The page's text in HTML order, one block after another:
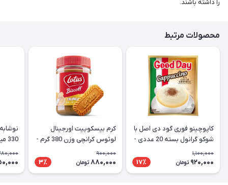
را داشته باشند.
محصولات مرتبط
کاپوچینو فوری گود دی اصل با
شوکو گرانول بسته 20 عددی -
Good Day Cappuccino
1,100,000
920,000 تومان 17٪
کرم بیسکوییت اورجینال
لوتوس کرانچی وزن 380 گرم -
Lotus
900,000
880,000 تومان 3٪
330 میل CocaCola Vanilla